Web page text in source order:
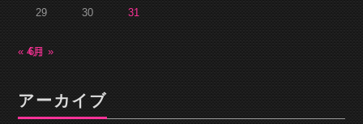
29 30 31
« 4月6月 »
アーカイブ